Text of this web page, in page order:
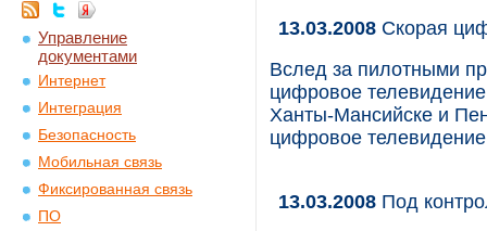
Управление
документами
Интернет
Интеграция
Безопасность
Мобильная связь
Фиксированная связь
ПО
13.03.2008 Скорая
Вслед за пилотными
цифровое
Ханты-Мансийске и
цифровое
13.03.2008 Под